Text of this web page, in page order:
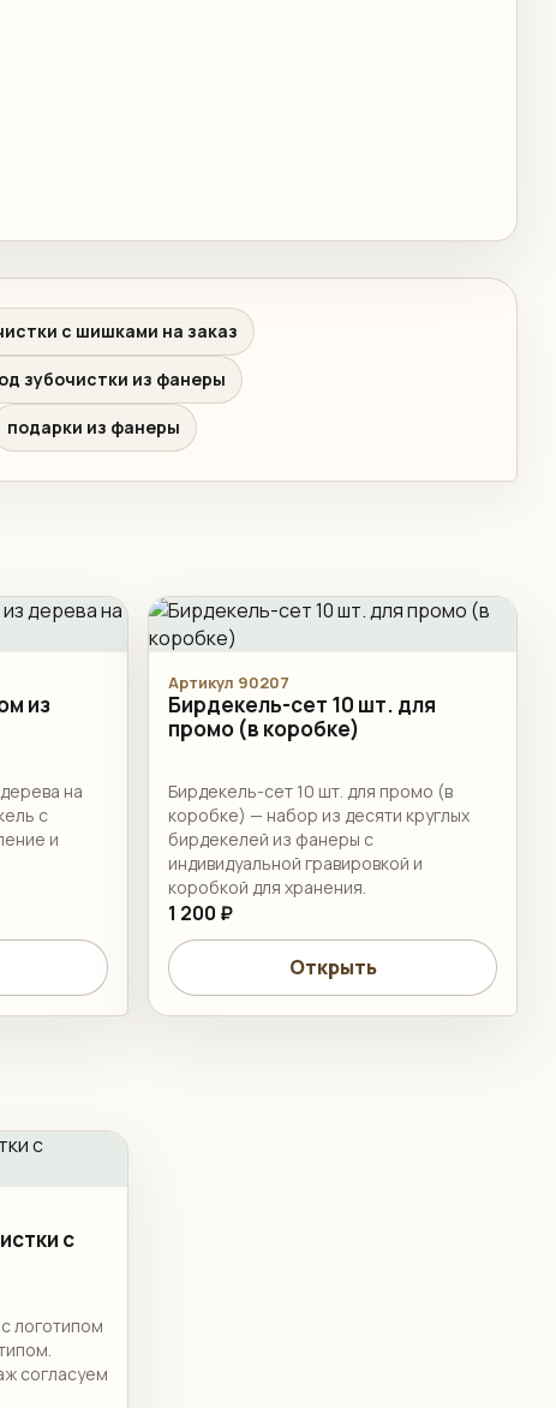
с шишками на заказ
зубочистки из фанеры
подарки из фанеры
из
на
с
и
Артикул 90207
Бирдекель-сет 10 шт. для
промо (в коробке)
Бирдекель-сет 10 шт. для промо (в
коробке) — набор из десяти круглых
бирдекелей из фанеры с
индивидуальной гравировкой и
коробкой для хранения.
1 200 ₽
Открыть
с
логотипом
согласуем